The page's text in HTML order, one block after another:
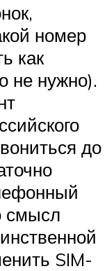
номер
как
не нужно).
до
смысл
SIM-